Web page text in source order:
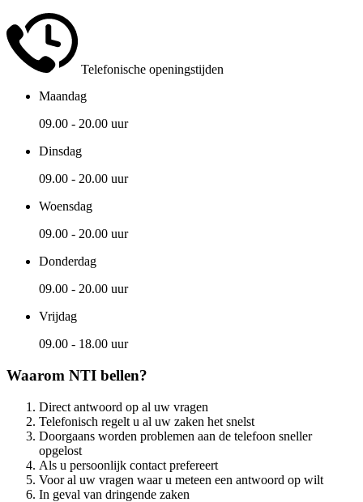
Telefonische openingstijden
Maandag
09.00 - 20.00 uur
Dinsdag
09.00 - 20.00 uur
Woensdag
09.00 - 20.00 uur
Donderdag
09.00 - 20.00 uur
Vrijdag
09.00 - 18.00 uur
Waarom NTI bellen?
Direct antwoord op al uw vragen
Telefonisch regelt u al uw zaken het snelst
Doorgaans worden problemen aan de telefoon sneller
opgelost
Als u persoonlijk contact prefereert
Voor al uw vragen waar u meteen een antwoord op wilt
In geval van dringende zaken